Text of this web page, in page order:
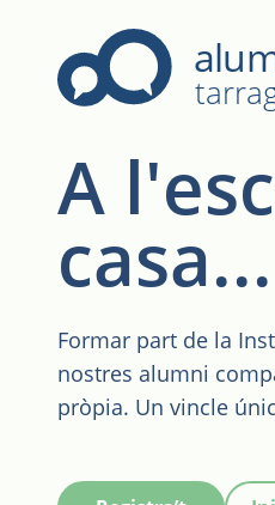
Tarragona
A
Formar part de la
nostres alumni
pròpia. Un vincle